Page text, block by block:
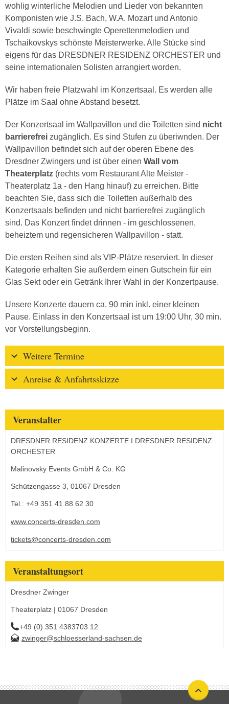
wohlig winterliche Melodien und Lieder von bekannten
Komponisten wie J.S. Bach, W.A. Mozart und Antonio
Vivaldi sowie beschwingte Operettenmelodien und
Tschaikovskys schönste Meisterwerke. Alle Stücke sind
eigens für das DRESDNER RESIDENZ ORCHESTER und
seine internationalen Solisten arrangiert worden.
Wir haben freie Platzwahl im Konzertsaal. Es werden alle
Plätze im Saal ohne Abstand besetzt.
Der Konzertsaal im Wallpavillon und die Toiletten sind nicht
barrierefrei zugänglich. Es sind Stufen zu überiwnden. Der
Wallpavillon befindet sich auf der oberen Ebene des
Dresdner Zwingers und ist über einen Wall vom
Theaterplatz (rechts vom Restaurant Alte Meister -
Theaterplatz 1a - den Hang hinauf) zu erreichen. Bitte
beachten Sie, dass sich die Toiletten außerhalb des
Konzertsaals befinden und nicht barrierefrei zugänglich
sind. Das Konzert findet drinnen - im geschlossenen,
beheiztem und regensicheren Wallpavillon - statt.
Die ersten Reihen sind als VIP-Plätze reserviert. In dieser
Kategorie erhalten Sie außerdem einen Gutschein für ein
Glas Sekt oder ein Getränk Ihrer Wahl in der Konzertpause.
Unsere Konzerte dauern ca. 90 min inkl. einer kleinen
Pause. Einlass in den Konzertsaal ist um 19:00 Uhr, 30 min.
vor Vorstellungsbeginn.
Weitere Termine
Anreise & Anfahrtsskizze
Veranstalter
DRESDNER RESIDENZ KONZERTE I DRESDNER RESIDENZ
ORCHESTER
Malinovsky Events GmbH & Co. KG
Schützengasse 3, 01067 Dresden
Tel.: +49 351 41 88 62 30
www.concerts-dresden.com
tickets@concerts-dresden.com
Veranstaltungsort
Dresdner Zwinger
Theaterplatz | 01067 Dresden
+49 (0) 351 4383703 12
zwinger@schloesserland-sachsen.de